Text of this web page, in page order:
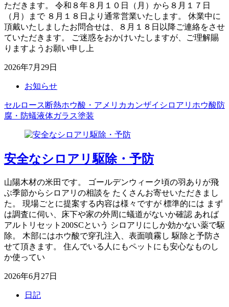
ただきます。 令和８年８月１０日（月）から８月１７日
（月）まで ８月１８日より通常営業いたします。 休業中に
頂戴いたしましたお問合せは、８月１８日以降ご連絡をさせ
ていただきます。 ご迷惑をおかけいたしますが、ご理解賜
りますようお願い申し上
2026年7月29日
お知らせ
セルロース断熱ホウ酸・アメリカカンザイシロアリ ホウ酸防
腐・防蟻液体ガラス塗装
安全なシロアリ駆除・予防
山陽木材の米田です。 ゴールデンウィーク頃の羽ありが飛
ぶ季節からシロアリの相談を たくさんお寄せいただきまし
た。 現場ごとに提案する内容は様々ですが 標準的には まず
は調査に伺い、床下や家の外周に蟻道がないか確認 あれば
アルトリセット200SCという シロアリにしか効かない薬で駆
除。 木部にはホウ酸で穿孔注入、表面噴霧し 駆除と予防さ
せて頂きます。 住んでいる人にもペットにも安心なものし
か使ってい
2026年6月27日
日記